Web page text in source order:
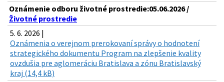
Oznámenie odboru životné prostredie:05.06.2026 /
Životné prostredie
5. 6. 2026 |
Oznámenia o verejnom prerokovaní správy o hodnotení
strategického dokumentu Program na zlepšenie kvality
ovzdušia pre aglomeráciu Bratislava a zónu Bratislavský
kraj (14,4 kB)